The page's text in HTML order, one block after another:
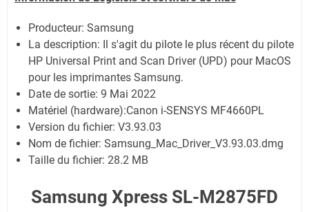
Producteur: Samsung
La description: Il s'agit du pilote le plus récent du pilote
HP Universal Print and Scan Driver (UPD) pour MacOS
pour les imprimantes Samsung.
Date de sortie: 9 Mai 2022
Matériel (hardware):Canon i-SENSYS MF4660PL
Version du fichier: V3.93.03
Nom de fichier: Samsung_Mac_Driver_V3.93.03.dmg
Taille du fichier: 28.2 MB
Samsung Xpress SL-M2875FD